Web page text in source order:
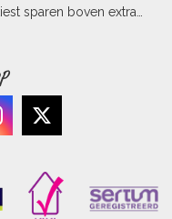
sparen boven extra